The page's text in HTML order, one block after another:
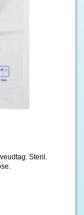
Steril.